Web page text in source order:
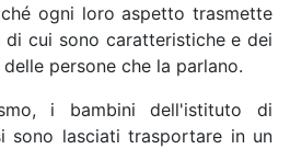
ogni loro aspetto trasmette
di cui sono caratteristiche e dei
persone che la parlano.
i bambini dell'istituto di
sono lasciati trasportare in un